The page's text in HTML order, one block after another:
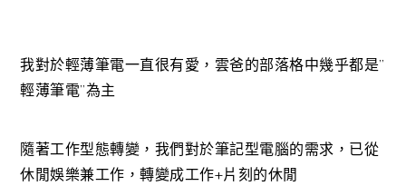
我對於輕薄筆電一直很有愛，雲爸的部落格中幾乎都是”
輕薄筆電”為主
隨著工作型態轉變，我們對於筆記型電腦的需求，已從
休閒娛樂兼工作，轉變成工作+片刻的休閒